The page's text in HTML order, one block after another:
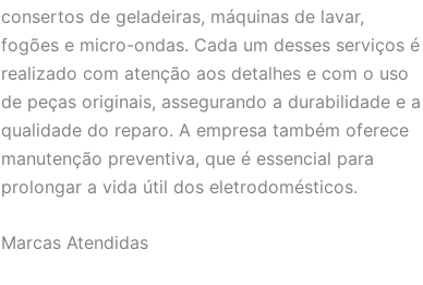
consertos de geladeiras, máquinas de lavar,
fogões e micro-ondas. Cada um desses serviços é
realizado com atenção aos detalhes e com o uso
de peças originais, assegurando a durabilidade e a
qualidade do reparo. A empresa também oferece
manutenção preventiva, que é essencial para
prolongar a vida útil dos eletrodomésticos.
Marcas Atendidas